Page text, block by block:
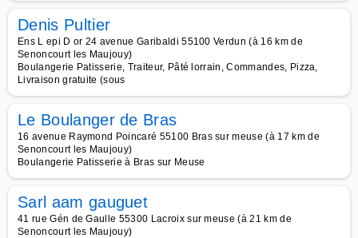
Denis Pultier
Ens L epi D or 24 avenue Garibaldi 55100 Verdun (à 16 km de
Senoncourt les Maujouy)
Boulangerie Patisserie, Traiteur, Pâté lorrain, Commandes, Pizza,
Livraison gratuite (sous
Le Boulanger de Bras
16 avenue Raymond Poincaré 55100 Bras sur meuse (à 17 km de
Senoncourt les Maujouy)
Boulangerie Patisserie à Bras sur Meuse
Sarl aam gauguet
41 rue Gén de Gaulle 55300 Lacroix sur meuse (à 21 km de
Senoncourt les Maujouy)